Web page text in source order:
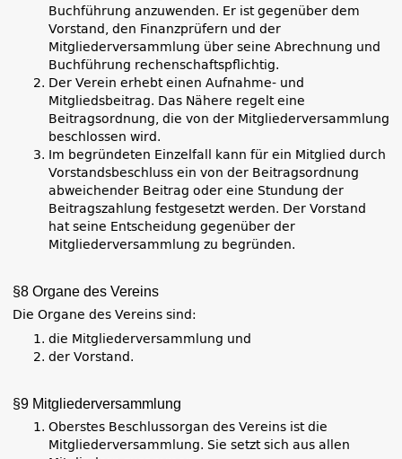
Buchführung anzuwenden. Er ist gegenüber dem
Vorstand, den Finanzprüfern und der
Mitgliederversammlung über seine Abrechnung und
Buchführung rechenschaftspflichtig.
Der Verein erhebt einen Aufnahme- und
Mitgliedsbeitrag. Das Nähere regelt eine
Beitragsordnung, die von der Mitgliederversammlung
beschlossen wird.
Im begründeten Einzelfall kann für ein Mitglied durch
Vorstandsbeschluss ein von der Beitragsordnung
abweichender Beitrag oder eine Stundung der
Beitragszahlung festgesetzt werden. Der Vorstand
hat seine Entscheidung gegenüber der
Mitgliederversammlung zu begründen.
§8 Organe des Vereins
Die Organe des Vereins sind:
die Mitgliederversammlung und
der Vorstand.
§9 Mitgliederversammlung
Oberstes Beschlussorgan des Vereins ist die
Mitgliederversammlung. Sie setzt sich aus allen